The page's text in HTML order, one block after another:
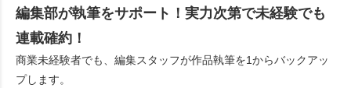
編集部が執筆をサポート！実力次第で未経験でも
連載確約！
商業未経験者でも、編集スタッフが作品執筆を1からバックアッ
プします。